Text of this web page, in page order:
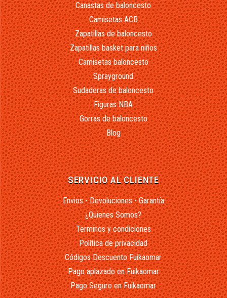
Canastas de baloncesto
Camisetas ACB
Zapatillas de baloncesto
Zapatillas basket para niños
Camisetas baloncesto
Sprayground
Sudaderas de baloncesto
Figuras NBA
Gorras de baloncesto
Blog
SERVICIO AL CLIENTE
Envios - Devoluciones - Garantía
¿Quienes Somos?
Terminos y condiciones
Política de privacidad
Códigos Descuento Fuikaomar
Pago aplazado en Fuikaomar
Pago Seguro en Fuikaomar